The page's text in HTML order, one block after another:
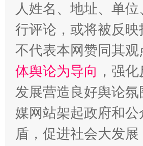
人姓名、地址、单
行评论，或将被反
不代表本网赞同其
体舆论为导向 ，强
发展营造良好舆论
媒网站架起政府和
盾，促进社会大发